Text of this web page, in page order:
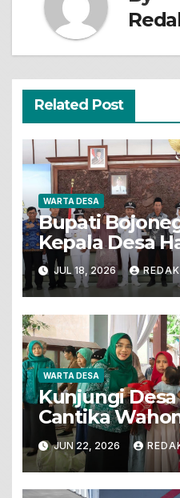
Related Post
WARTA DESA
Bupati
Kepala Desa
Pergantian
JUL 18, 2026
WARTA DESA
Kunjungi
Cantika
PKK
Sehat
JUN 22, 2026